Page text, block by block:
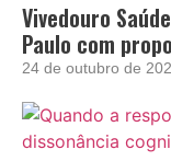
Vivedouro
Paulo com
acolhedor
24 de outubro de